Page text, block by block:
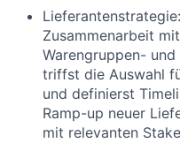
Lieferantenstrategie:
Zusammenarbeit
Warengruppen-
triffst die Auswahl
und definierst
Ramp-up neuer
mit relevanten